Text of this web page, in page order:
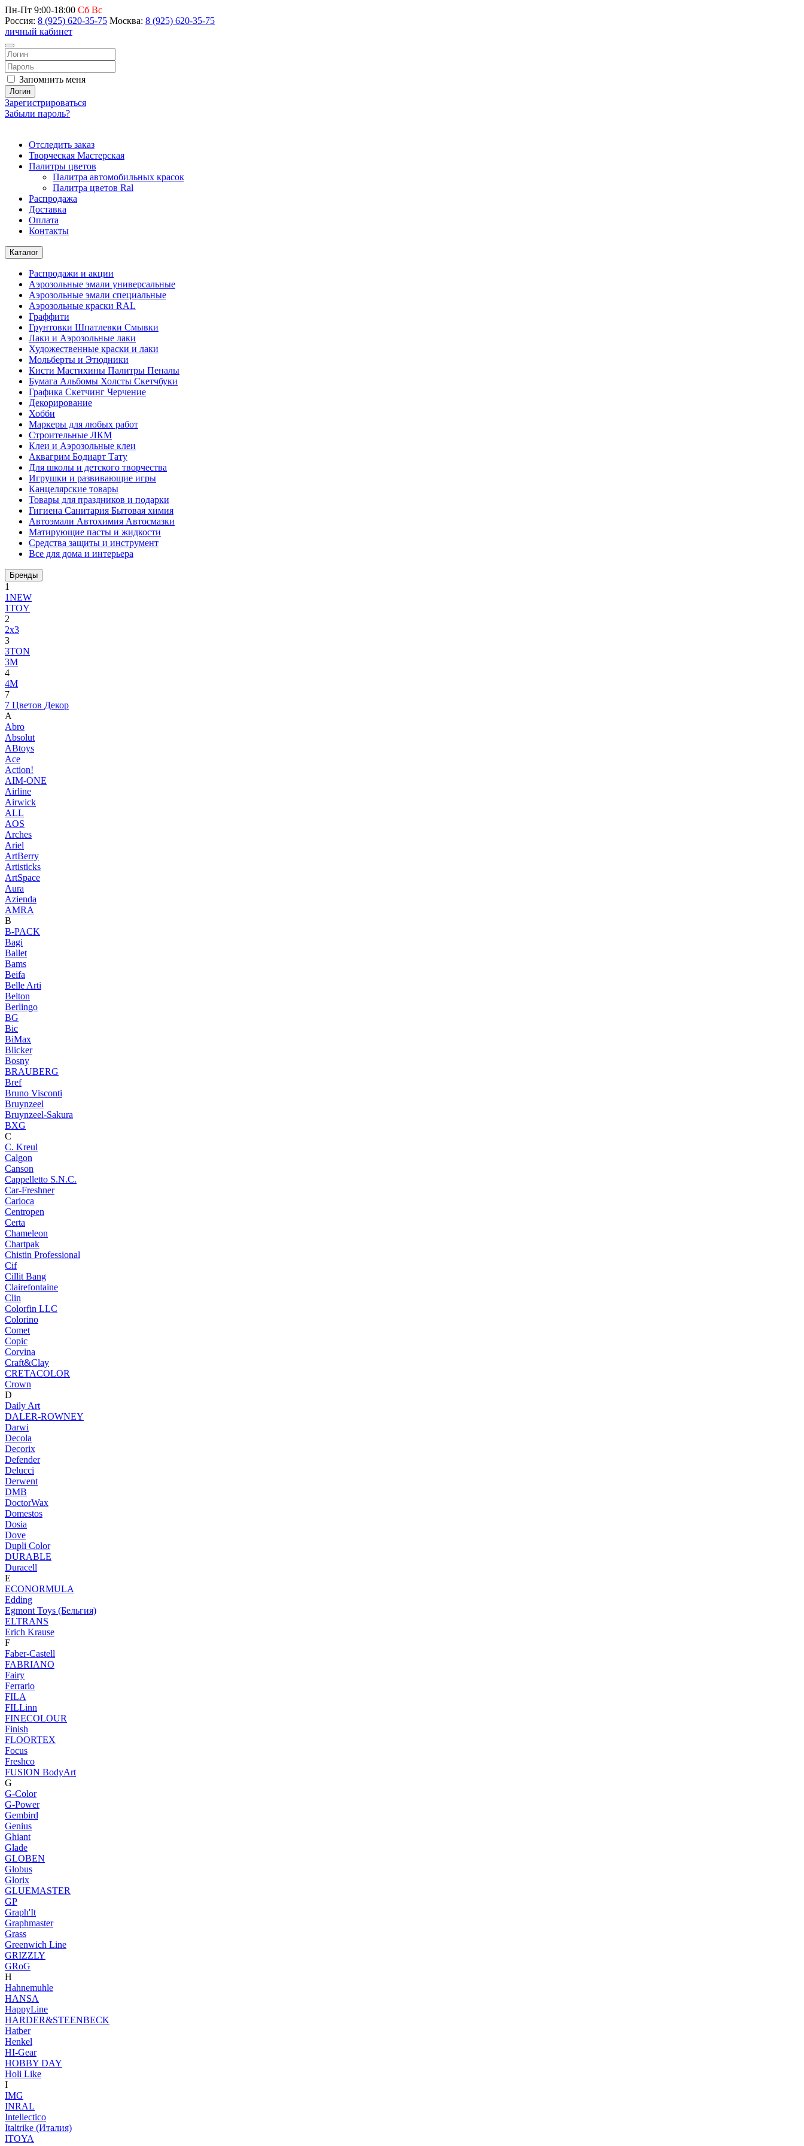
Пн-Пт 9:00-18:00 Сб Вс
Россия: 8 (925) 620-35-75 Москва: 8 (925) 620-35-75
личный кабинет
Запомнить меня
Логин
Зарегистрироваться
Забыли пароль?
Отследить заказ
Творческая Мастерская
Палитры цветов
Палитра автомобильных красок
Палитра цветов Ral
Распродажа
Доставка
Оплата
Контакты
Каталог
Распродажи и акции
Аэрозольные эмали универсальные
Аэрозольные эмали специальные
Аэрозольные краски RAL
Граффити
Грунтовки Шпатлевки Смывки
Лаки и Аэрозольные лаки
Художественные краски и лаки
Мольберты и Этюдники
Кисти Мастихины Палитры Пеналы
Бумага Альбомы Холсты Скетчбуки
Графика Скетчинг Черчение
Декорирование
Хобби
Маркеры для любых работ
Строительные ЛКМ
Клеи и Аэрозольные клеи
Аквагрим Бодиарт Тату
Для школы и детского творчества
Игрушки и развивающие игры
Канцелярские товары
Товары для праздников и подарки
Гигиена Санитария Бытовая химия
Автоэмали Автохимия Автосмазки
Матирующие пасты и жидкости
Средства защиты и инструмент
Все для дома и интерьера
Бренды
1
1NEW
1TOY
2
2x3
3
3TON
3М
4
4M
7
7 Цветов Декор
A
Abro
Absolut
ABtoys
Ace
Action!
AIM-ONE
Airline
Airwick
ALL
AOS
Arches
Ariel
ArtBerry
Artisticks
ArtSpace
Aura
Azienda
AМRA
B
B-PACK
Bagi
Ballet
Bams
Beifa
Belle Arti
Belton
Berlingo
BG
Bic
BiMax
Blicker
Bosny
BRAUBERG
Bref
Bruno Visconti
Bruynzeel
Bruynzeel-Sakura
BXG
C
C. Kreul
Calgon
Canson
Cappelletto S.N.C.
Car-Freshner
Carioca
Centropen
Certa
Chameleon
Chartpak
Chistin Professional
Cif
Cillit Bang
Clairefontaine
Clin
Colorfin LLC
Colorino
Comet
Copic
Corvina
Craft&Clay
CRETACOLOR
Crown
D
Daily Art
DALER-ROWNEY
Darwi
Decola
Decorix
Defender
Delucci
Derwent
DMB
DoctorWax
Domestos
Dosia
Dove
Dupli Color
DURABLE
Duracell
E
ECONORMULA
Edding
Egmont Toys (Бельгия)
ELTRANS
Erich Krause
F
Faber-Castell
FABRIANO
Fairy
Ferrario
FILA
FILLinn
FINECOLOUR
Finish
FLOORTEX
Focus
Freshco
FUSION BodyArt
G
G-Color
G-Power
Gembird
Genius
Ghiant
Glade
GLOBEN
Globus
Glorix
GLUEMASTER
GP
Graph'It
Graphmaster
Grass
Greenwich Line
GRIZZLY
GRoG
H
Hahnemuhle
HANSA
HappyLine
HARDER&STEENBECK
Hatber
Henkel
HI-Gear
HOBBY DAY
Holi Like
I
IMG
INRAL
Intellectico
Italtrike (Италия)
ITOYA